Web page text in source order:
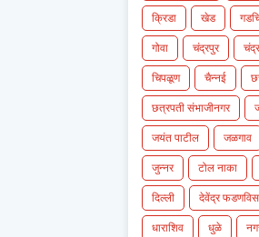
क्रिडा
खेड
गोवा
चंद्रपुर
चिपळूण
चैन्नई
छत्रपती संभाजीनगर
जयंत पाटील
जळगाव
जुन्नर
टोल नाका
दिल्ली
देवेंद्र फडणविस
धाराशिव
धुळे